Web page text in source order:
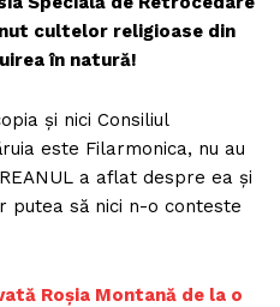
cultelor religioase din
în natură!
și nici Consiliul
este Filarmonica, nu au
a aflat despre ea și
putea să nici n-o conteste
Roșia Montană de la o